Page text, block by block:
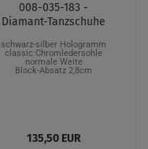
008-035-183 -
Diamant-Tanzschuhe
schwarz-silber Hologramm
classic:Chromledersohle
normale Weite
Block-Absatz 2,8cm
135,50 EUR